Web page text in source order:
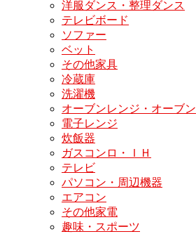
洋服ダンス・整理ダンス
テレビボード
ソファー
ベット
その他家具
冷蔵庫
洗濯機
オーブンレンジ・オーブン
電子レンジ
炊飯器
ガスコンロ・ＩＨ
テレビ
パソコン・周辺機器
エアコン
その他家電
趣味・スポーツ